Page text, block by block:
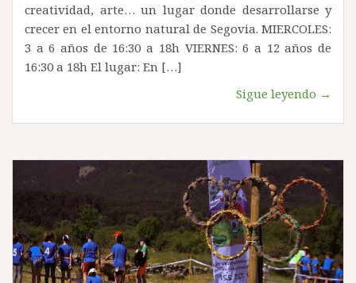
creatividad, arte… un lugar donde desarrollarse y
crecer en el entorno natural de Segovia. MIERCOLES:
3 a 6 años de 16:30 a 18h VIERNES: 6 a 12 años de
16:30 a 18h El lugar: En […]
Sigue leyendo →